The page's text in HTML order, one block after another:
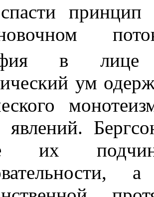
принцип
в лице
ум
явлений.
их